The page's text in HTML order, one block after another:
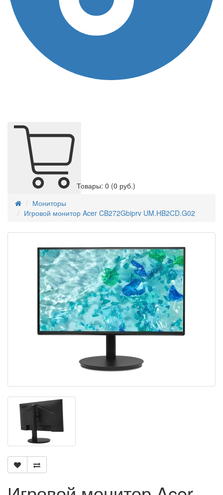
Товары: 0 (0 руб.)
Мониторы
Игровой монитор Acer CB272Gbiprv UM.HB2CD.G02